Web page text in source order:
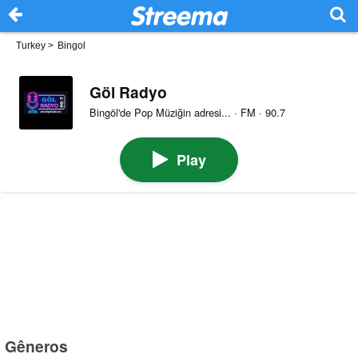
Turkey > Bingol
Göl Radyo
Bingöl'de Pop Müziğin adresi... · FM · 90.7
Play
Gêneros